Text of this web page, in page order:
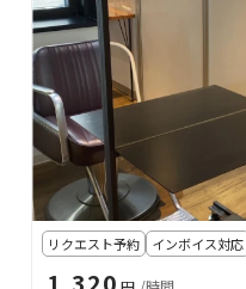
リクエスト予約 インボイス対応